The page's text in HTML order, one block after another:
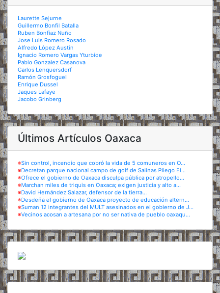
Laurette Sejurne
Guillermo Bonfil Batalla
Ruben Bonfiaz Nuño
Jose Luis Romero Rosado
Alfredo López Austin
Ignacio Romero Vargas Yturbide
Pablo Gonzalez Casanova
Carlos Lenquersdorf
Ramón Grosfoguel
Enrique Dussel
Jaques Lafaye
Jacobo Grinberg
Últimos Artículos Oaxaca
※Sin control, incendio que cobró la vida de 5 comuneros en O...
※Decretan parque nacional campo de golf de Salinas Pliego El...
※Ofrece el gobierno de Oaxaca disculpa pública por atropello...
※Marchan miles de triquis en Oaxaca; exigen justicia y alto a...
※David Hernández Salazar, defensor de la tierra...
※Desdeña el gobierno de Oaxaca proyecto de educación altern...
※Suman 12 integrantes del MULT asesinados en el gobierno de J...
※Vecinos acosan a artesana por no ser nativa de pueblo oaxaqu...